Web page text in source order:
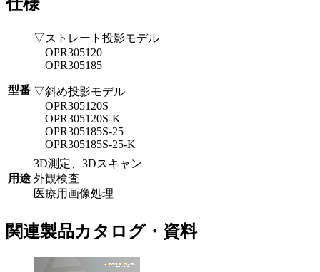
型番
▽ストレート投影モデル
OPR305120
OPR305185
▽斜め投影モデル
OPR305120S
OPR305120S-K
OPR305185S-25
OPR305185S-25-K
用途
3D測定、3Dスキャン
外観検査
医療用画像処理
関連製品カタログ・資料